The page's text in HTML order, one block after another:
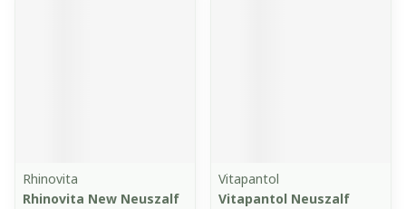
Rhinovita
Rhinovita New Neuszalf
Vitapantol
Vitapantol Neuszalf